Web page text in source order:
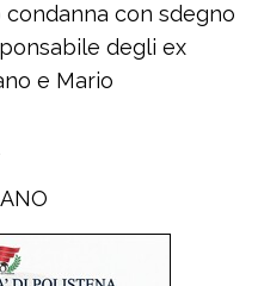
con sdegno
degli ex
e Mario